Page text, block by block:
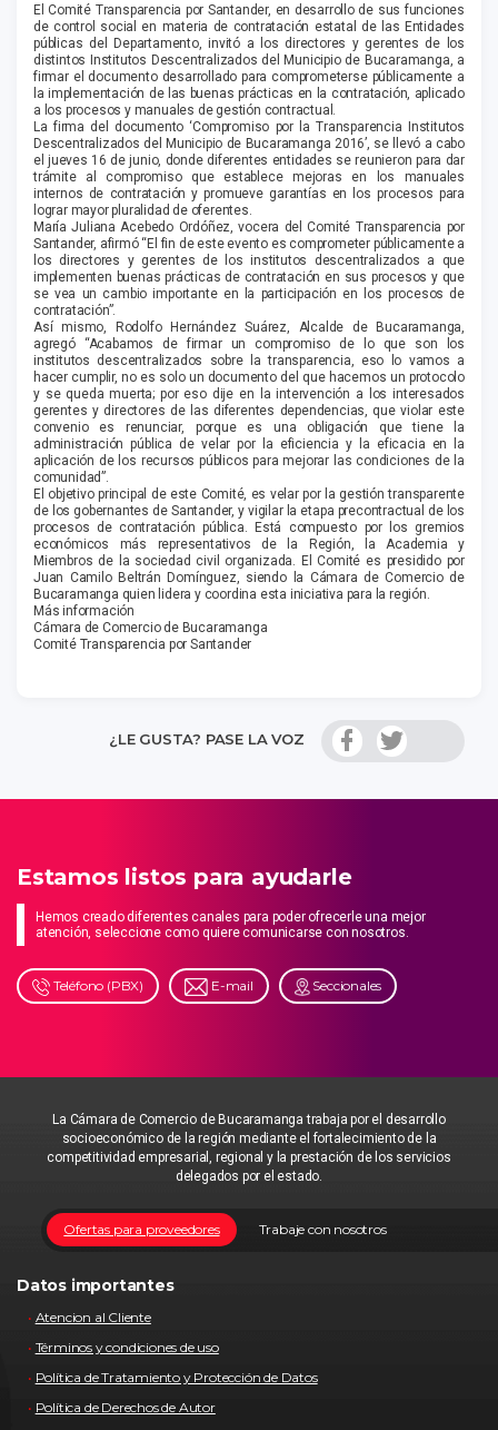
El Comité Transparencia por Santander, en desarrollo de sus funciones
de control social en materia de contratación estatal de las Entidades
públicas del Departamento, invitó a los directores y gerentes de los
distintos Institutos Descentralizados del Municipio de Bucaramanga, a
firmar el documento desarrollado para comprometerse públicamente a
la implementación de las buenas prácticas en la contratación, aplicado
a los procesos y manuales de gestión contractual.
La firma del documento ‘Compromiso por la Transparencia Institutos
Descentralizados del Municipio de Bucaramanga 2016’, se llevó a cabo
el jueves 16 de junio, donde diferentes entidades se reunieron para dar
trámite al compromiso que establece mejoras en los manuales
internos de contratación y promueve garantías en los procesos para
lograr mayor pluralidad de oferentes.
María Juliana Acebedo Ordóñez, vocera del Comité Transparencia por
Santander, afirmó “El fin de este evento es comprometer públicamente a
los directores y gerentes de los institutos descentralizados a que
implementen buenas prácticas de contratación en sus procesos y que
se vea un cambio importante en la participación en los procesos de
contratación”.
Así mismo, Rodolfo Hernández Suárez, Alcalde de Bucaramanga,
agregó “Acabamos de firmar un compromiso de lo que son los
institutos descentralizados sobre la transparencia, eso lo vamos a
hacer cumplir, no es solo un documento del que hacemos un protocolo
y se queda muerta; por eso dije en la intervención a los interesados
gerentes y directores de las diferentes dependencias, que violar este
convenio es renunciar, porque es una obligación que tiene la
administración pública de velar por la eficiencia y la eficacia en la
aplicación de los recursos públicos para mejorar las condiciones de la
comunidad”.
El objetivo principal de este Comité, es velar por la gestión transparente
de los gobernantes de Santander, y vigilar la etapa precontractual de los
procesos de contratación pública. Está compuesto por los gremios
económicos más representativos de la Región, la Academia y
Miembros de la sociedad civil organizada. El Comité es presidido por
Juan Camilo Beltrán Domínguez, siendo la Cámara de Comercio de
Bucaramanga quien lidera y coordina esta iniciativa para la región.
Más información
Cámara de Comercio de Bucaramanga
Comité Transparencia por Santander
¿LE GUSTA? PASE LA VOZ
Estamos listos para ayudarle
Hemos creado diferentes canales para poder ofrecerle una mejor
atención, seleccione como quiere comunicarse con nosotros.
Teléfono (PBX) E-mail Seccionales
La Cámara de Comercio de Bucaramanga trabaja por el desarrollo
socioeconómico de la región mediante el fortalecimiento de la
competitividad empresarial, regional y la prestación de los servicios
delegados por el estado.
Trabaje con nosotros
Ofertas para proveedores
Datos importantes
Atencion al Cliente
Términos y condiciones de uso
Política de Tratamiento y Protección de Datos
Política de Derechos de Autor